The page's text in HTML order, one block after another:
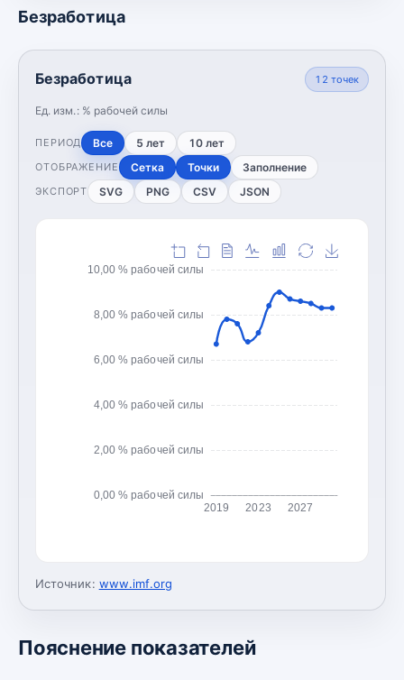
Безработица
Безработица
Ед. изм.: % рабочей силы
12 точек
ПЕРИОД Все 5 лет 10 лет
ОТОБРАЖЕНИЕ Сетка Точки Заполнение
ЭКСПОРТ SVG PNG CSV JSON
0,00 % рабочей силы
2,00 % рабочей силы
4,00 % рабочей силы
6,00 % рабочей силы
8,00 % рабочей силы
10,00 % рабочей силы
2019 2023 2027
Источник: www.imf.org
Пояснение показателей